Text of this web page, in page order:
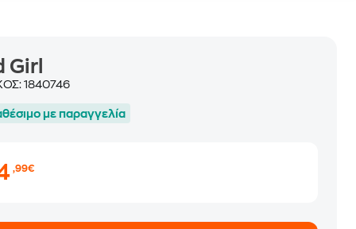
Girl
1840746
με παραγγελία
,99€